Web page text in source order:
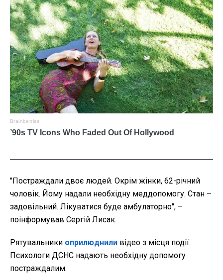
"Постраждали двоє людей. Окрім жінки, 62-річний
чоловік. Йому надали необхідну меддопомогу. Стан –
задовільний. Лікуватися буде амбулаторно", –
поінформував Сергій Лисак.
Рятувальники оприлюднили відео з місця події.
Психологи ДСНС надають необхідну допомогу
постраждалим.